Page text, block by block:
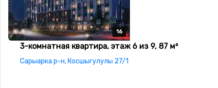
16
16
16
16
16
3-комнатная квартира, этаж 6 из 9, 87 м²
Сарыарка р-н, Косшыгулулы 27/1